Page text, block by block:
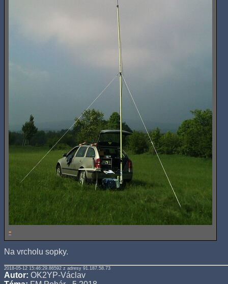
-
Na vrcholu sopky.
2018-05-12 15:46:29.86592 z adresy 91.187.58.73
Autor: OK2YP-Václav